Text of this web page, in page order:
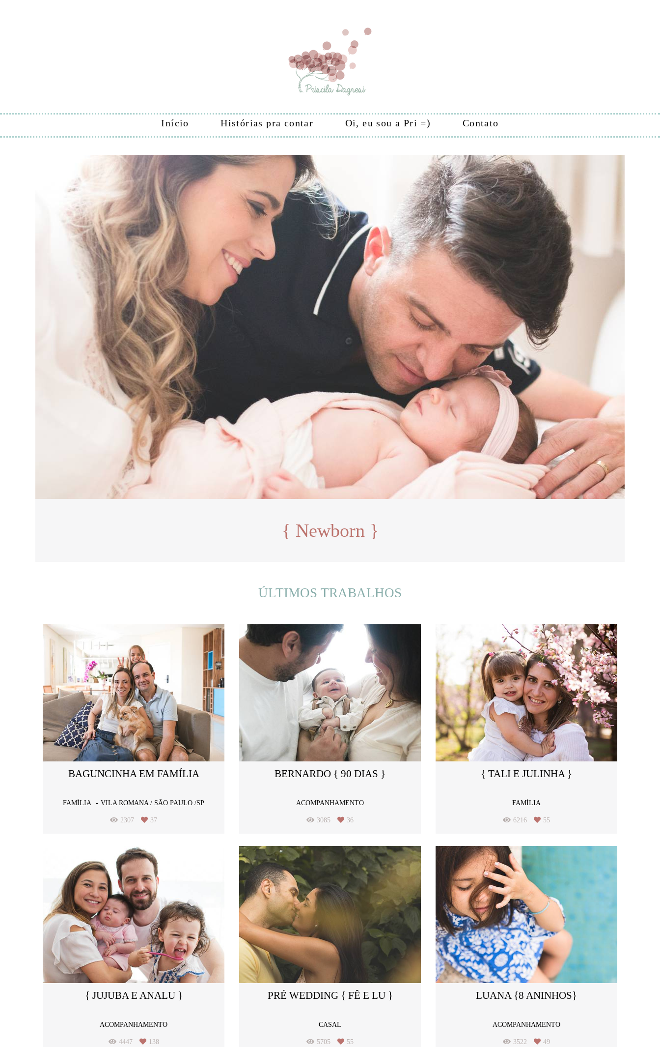
Início Histórias pra contar Oi, eu sou a Pri =) Contato
{ Newborn }
{ Newborn }
ÚLTIMOS TRABALHOS
BAGUNCINHA EM FAMÍLIA
FAMÍLIA VILA ROMANA / SÃO PAULO /SP
2307 37
BERNARDO { 90 DIAS }
ACOMPANHAMENTO
3085 36
{ TALI E JULINHA }
FAMÍLIA
6216 55
{ JUJUBA E ANALU }
ACOMPANHAMENTO
4447 138
PRÉ WEDDING { FÊ E LU }
CASAL
5705 55
LUANA {8 ANINHOS}
ACOMPANHAMENTO
3522 49